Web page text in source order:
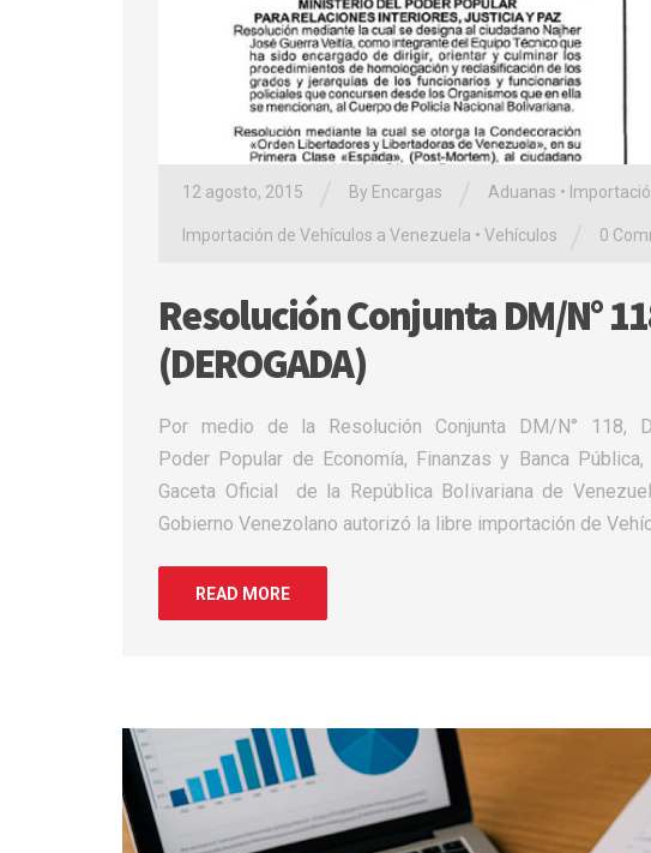
12 agosto, 2015 By Encargas Aduanas •
Importación de Vehículos a Venezuela • Vehículos 0
Resolución Conjunta DM/N°
(DEROGADA)
Por medio de la Resolución Conjunta DM/N° 118,
Poder Popular de Economía, Finanzas y Banca
Gaceta Oficial de la República Bolivariana de
Gobierno Venezolano autorizó la libre importación de
READ MORE